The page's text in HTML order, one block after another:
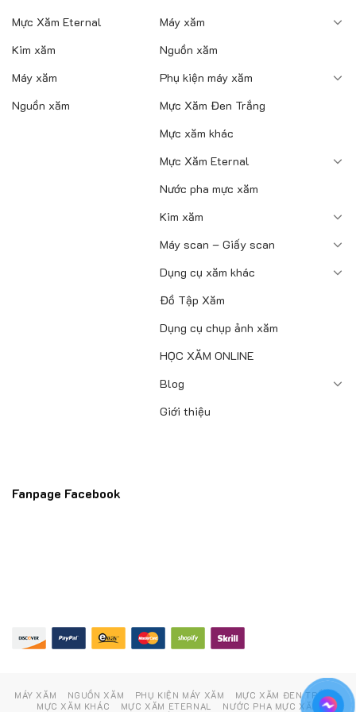
Mực Xăm Eternal
Kim xăm
Máy xăm
Nguồn xăm
Máy xăm
Nguồn xăm
Phụ kiện máy xăm
Mực Xăm Đen Trắng
Mực xăm khác
Mực Xăm Eternal
Nước pha mực xăm
Kim xăm
Máy scan – Giấy scan
Dụng cụ xăm khác
Đồ Tập Xăm
Dụng cụ chụp ảnh xăm
HỌC XĂM ONLINE
Blog
Giới thiệu
Fanpage Facebook
MÁY XĂM NGUỒN XĂM PHỤ KIỆN MÁY XĂM
MỰC XĂM ĐEN TRẮNG
MỰC XĂM KHÁC
MỰC XĂM ETERNAL
NƯỚC PHA MỰC XĂM